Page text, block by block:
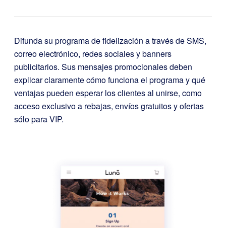
Difunda su programa de fidelización a través de SMS,
correo electrónico, redes sociales y banners
publicitarios. Sus mensajes promocionales deben
explicar claramente cómo funciona el programa y qué
ventajas pueden esperar los clientes al unirse, como
acceso exclusivo a rebajas, envíos gratuitos y ofertas
sólo para VIP.